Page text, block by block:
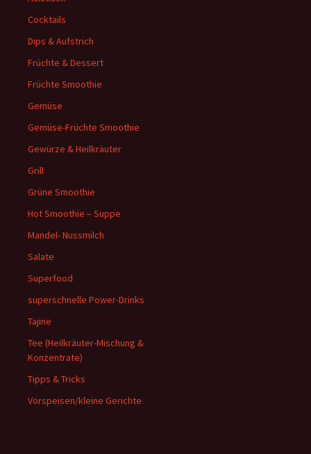
Cocktails
Dips & Aufstrich
Früchte & Dessert
Früchte Smoothie
Gemüse
Gemüse-Früchte Smoothie
Gewürze & Heilkräuter
Grill
Grüne Smoothie
Hot Smoothie – Suppe
Mandel- Nussmilch
Salate
Superfood
superschnelle Power-Drinks
Tajine
Tee (Heilkräuter-Mischung &
Konzentrate)
Tipps & Tricks
Vorspeisen/kleine Gerichte